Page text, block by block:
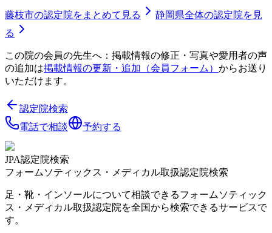
藤枝市の認定院をまとめて見る 静岡県全体の認定院を見
る
この院の会員の先生へ：掲載情報の修正・写真や愛用者の声
の追加は掲載情報の更新・追加（会員フォーム） からお送り
いただけます。
認定院検索
電話で相談
予約する
JPA認定院検索
フォームソティックス・メディカル取扱認定院検索
足・靴・インソールについて相談できるフォームソティック
ス・メディカル取扱認定院を全国から検索できるサービスで
す。